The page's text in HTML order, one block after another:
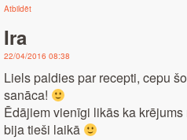
Atbildēt
Ira
22/04/2016 08:38
Liels paldies par recepti, cepu
sanāca!
Ēdājiem vienīgi likās ka
bija tieši laikā